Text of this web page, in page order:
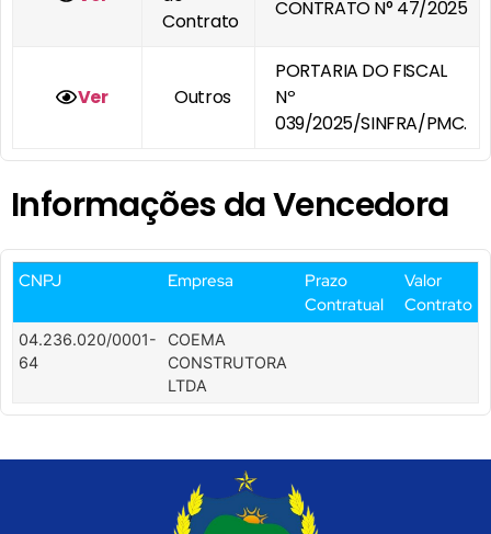
Contrato
CONTRATO N° 47/2025
Ver Outros
PORTARIA DO FISCAL
Nº
039/2025/SINFRA/PMC.
Informações da Vencedora
CNPJ Empresa
Prazo
Contratual
Valor
Contrato
04.236.020/0001-
64
COEMА
СONSTRUTORA
LTDA